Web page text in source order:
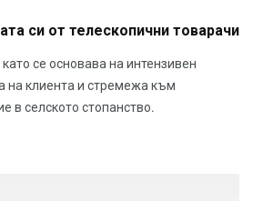
си от телескопични товарачи
се основава на интензивен
на клиента и стремежа към
в селското стопанство.